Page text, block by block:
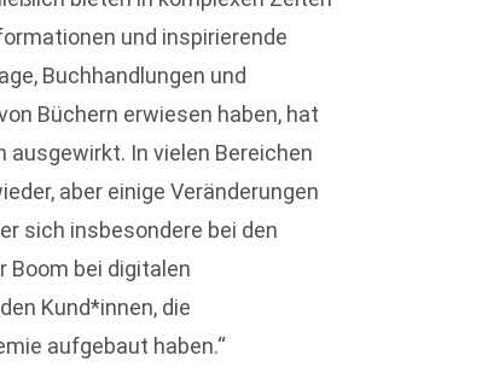
und inspirierende
Buchhandlungen und
Büchern erwiesen haben, hat
In vielen Bereichen
aber einige Veränderungen
sich insbesondere bei den
Boom bei digitalen
Kund*innen, die
aufgebaut haben.“